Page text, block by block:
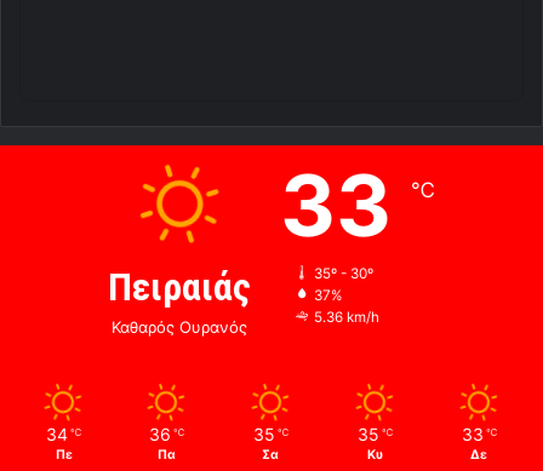
Πειραιάς
Καθαρός Ουρανός
33 ℃
35º - 30º
37%
5.36 km/h
34 ℃
Πε
36 ℃
Πα
35 ℃
Σα
35 ℃
Κυ
33 ℃
Δε